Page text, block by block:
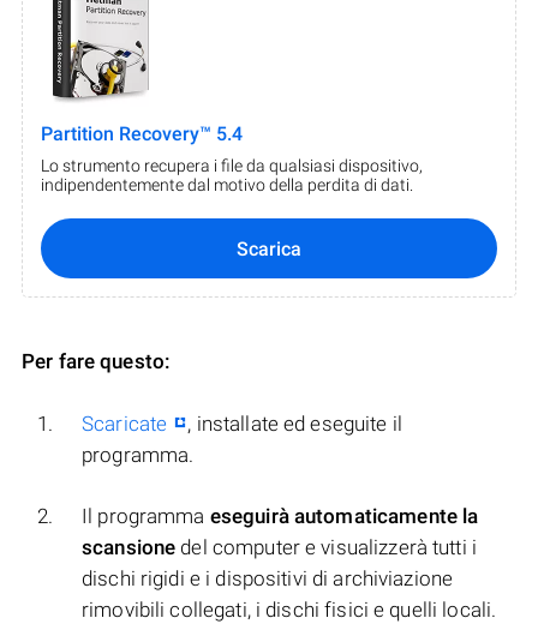
Partition Recovery™ 5.4
Lo strumento recupera i file da qualsiasi dispositivo,
indipendentemente dal motivo della perdita di dati.
Scarica
Per fare questo:
Scaricate
, installate ed eseguite il
programma.
Il programma eseguirà automaticamente la
scansione del computer e visualizzerà tutti i
dischi rigidi e i dispositivi di archiviazione
rimovibili collegati, i dischi fisici e quelli locali.